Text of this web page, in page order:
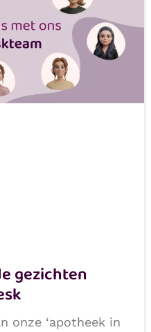
gezichten
onze ‘apotheek in